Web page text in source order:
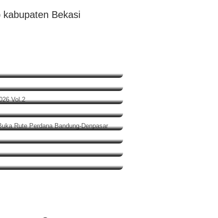
Jakut
di Gebrak 2026 Vol.2
Indonesia Buka Rute